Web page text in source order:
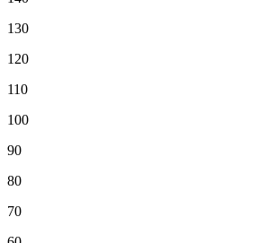
130
120
110
100
90
80
70